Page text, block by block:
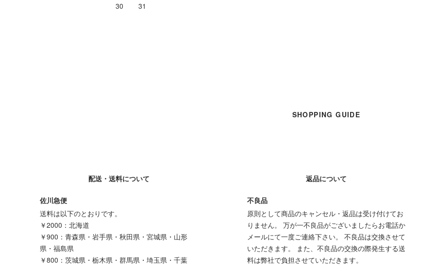
30 31
SHOPPING GUIDE
配送・送料について
佐川急便
送料は以下のとおりです。
￥2000：北海道
￥900：青森県・岩手県・秋田県・宮城県・山形
県・福島県
￥800：茨城県・栃木県・群馬県・埼玉県・千葉
返品について
不良品
原則として商品のキャンセル・返品は受け付けてお
りません。 万が一不良品がございましたらお電話か
メールにて一度ご連絡下さい。 不良品は交換させて
いただきます。 また、不良品の交換の際発生する送
料は弊社で負担させていただきます。